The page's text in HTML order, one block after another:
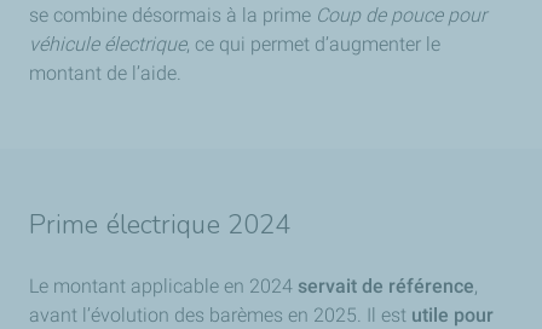
se combine désormais à la prime Coup de pouce pour
véhicule électrique, ce qui permet d’augmenter le
montant de l’aide.
Prime électrique 2024
Le montant applicable en 2024 servait de référence,
avant l’évolution des barèmes en 2025. Il est utile pour